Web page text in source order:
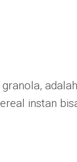
instan